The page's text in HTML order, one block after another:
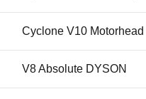
Cyclone V10 Motorhead
V8 Absolute DYSON